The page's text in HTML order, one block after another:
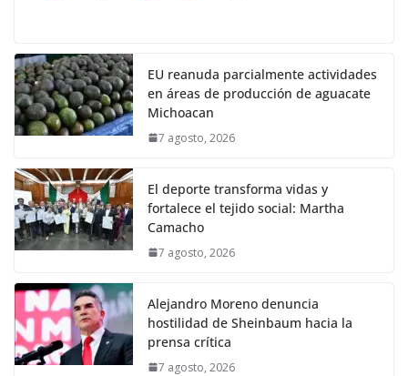
EU reanuda parcialmente actividades
en áreas de producción de aguacate
Michoacan
7 agosto, 2026
El deporte transforma vidas y
fortalece el tejido social: Martha
Camacho
7 agosto, 2026
Alejandro Moreno denuncia
hostilidad de Sheinbaum hacia la
prensa crítica
7 agosto, 2026